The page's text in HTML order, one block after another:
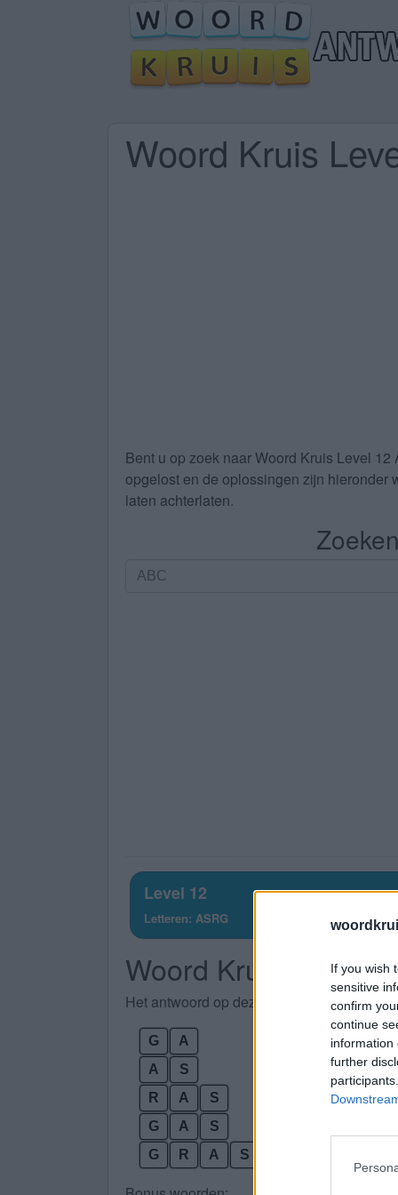
If you wish
sensitive
confirm
continue
information
further
Woord Kruis
Bent u op zoek naarWoord Kruis Level 12
opgelost en de oplossingen zijn hieronder
laten achterlaten.
Zoeken
Level 12
Letteren: ASRG
Woord Kruis Level 12
Het antwoord op deze puzzel is het
G
A
A
S
R
A
S
G
A
S
G
R A S